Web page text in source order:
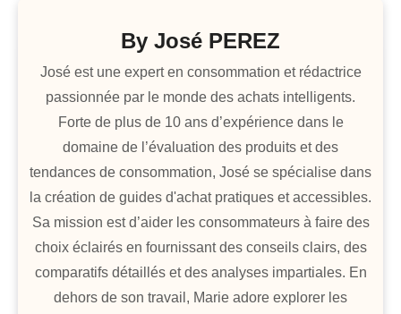
By José PEREZ
José est une expert en consommation et rédactrice
passionnée par le monde des achats intelligents.
Forte de plus de 10 ans d’expérience dans le
domaine de l’évaluation des produits et des
tendances de consommation, José se spécialise dans
la création de guides d'achat pratiques et accessibles.
Sa mission est d’aider les consommateurs à faire des
choix éclairés en fournissant des conseils clairs, des
comparatifs détaillés et des analyses impartiales. En
dehors de son travail, Marie adore explorer les